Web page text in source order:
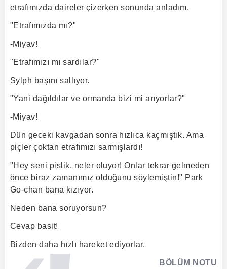
etrafımızda daireler çizerken sonunda anladım.
"Etrafımızda mı?"
-Miyav!
"Etrafımızı mı sardılar?"
Sylph başını sallıyor.
"Yani dağıldılar ve ormanda bizi mi arıyorlar?"
-Miyav!
Dün geceki kavgadan sonra hızlıca kaçmıştık. Ama
piçler çoktan etrafımızı sarmışlardı!
"Hey seni pislik, neler oluyor! Onlar tekrar gelmeden
önce biraz zamanımız olduğunu söylemiştin!" Park
Go-chan bana kızıyor.
Neden bana soruyorsun?
Cevap basit!
Bizden daha hızlı hareket ediyorlar.
BÖLÜM NOTU